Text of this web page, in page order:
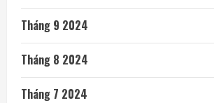
Tháng 9 2024
Tháng 8 2024
Tháng 7 2024